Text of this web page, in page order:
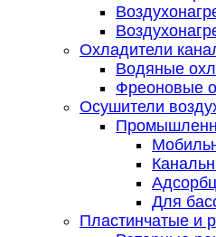
Охладители
Водяные
Фреоновые
Осушители
Для
Пластинчатые и